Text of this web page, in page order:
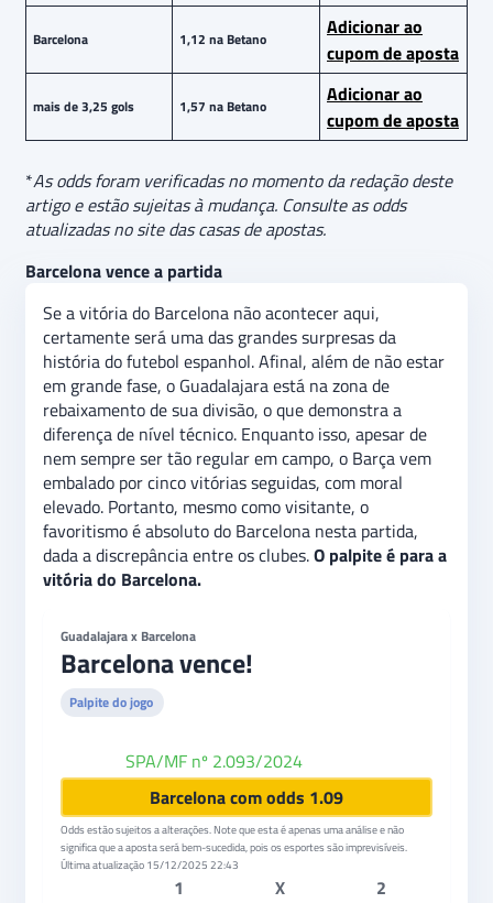
Barcelona 1,12 na Betano
Adicionar ao
cupom de aposta
mais de 3,25 gols 1,57 na Betano
Adicionar ao
cupom de aposta
*As odds foram verificadas no momento da redação deste
artigo e estão sujeitas à mudança. Consulte as odds
atualizadas no site das casas de apostas.
Barcelona vence a partida
Se a vitória do Barcelona não acontecer aqui,
certamente será uma das grandes surpresas da
história do futebol espanhol. Afinal, além de não estar
em grande fase, o Guadalajara está na zona de
rebaixamento de sua divisão, o que demonstra a
diferença de nível técnico. Enquanto isso, apesar de
nem sempre ser tão regular em campo, o Barça vem
embalado por cinco vitórias seguidas, com moral
elevado. Portanto, mesmo como visitante, o
favoritismo é absoluto do Barcelona nesta partida,
dada a discrepância entre os clubes.O palpite é para a
vitória do Barcelona.
Guadalajara x Barcelona
Barcelona vence!
Palpite do jogo
SPA/MF nº 2.093/2024
Barcelona com odds 1.09
Odds estão sujeitos a alterações. Note que esta é apenas uma análise e não
significa que a aposta será bem-sucedida, pois os esportes são imprevisíveis.
Última atualização 15/12/2025 22:43
1 X 2